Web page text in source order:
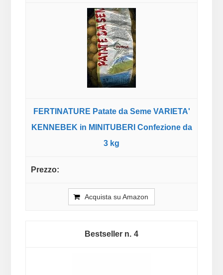
FERTINATURE Patate da Seme VARIETA'
KENNEBEK in MINITUBERI Confezione da
3 kg
Acquista su Amazon
4